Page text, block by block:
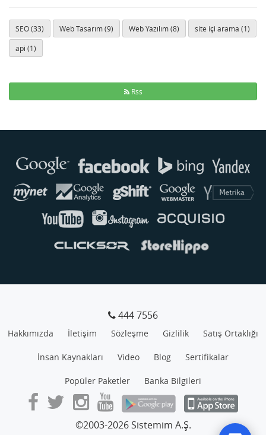
SEO (33) Web Tasarım (9) Web Yazılım (8) site içi arama (1)
api (1)
Rss
444 7556
Hakkımızda İletişim Sözleşme Gizlilik Satış Ortaklığı
İnsan Kaynakları Video Blog Sertifikalar
Popüler Paketler Banka Bilgileri
©2003-2026 Sistemim A.Ş.
Genellikle anında yanıt verir